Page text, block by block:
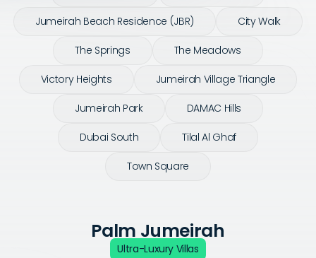
Jumeirah Beach Residence (JBR) City Walk
The Springs The Meadows
Victory Heights Jumeirah Village Triangle
Jumeirah Park DAMAC Hills
Dubai South Tilal Al Ghaf
Town Square
Palm Jumeirah
Ultra-Luxury Villas